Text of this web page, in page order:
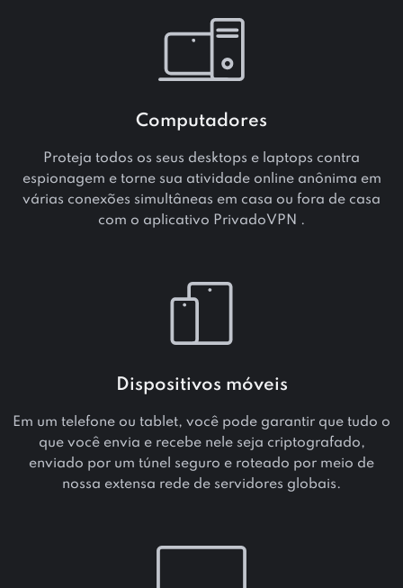
Computadores
Proteja todos os seus desktops e laptops contra
espionagem e torne sua atividade online anônima em
várias conexões simultâneas em casa ou fora de casa
com o aplicativo PrivadoVPN .
Dispositivos móveis
Em um telefone ou tablet, você pode garantir que tudo o
que você envia e recebe nele seja criptografado,
enviado por um túnel seguro e roteado por meio de
nossa extensa rede de servidores globais.